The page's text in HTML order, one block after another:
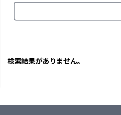
検索結果がありません。